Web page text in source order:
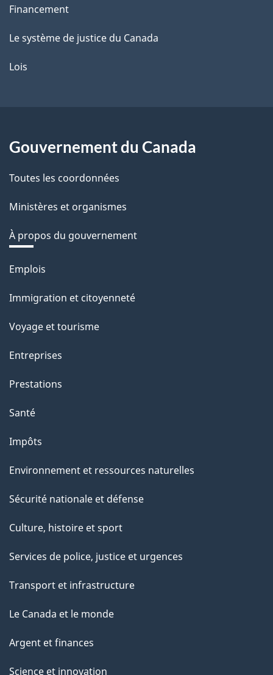
Financement
Le système de justice du Canada
Lois
Gouvernement du Canada
Toutes les coordonnées
Ministères et organismes
À propos du gouvernement
Thèmes
sujets
Emplois
Immigration et citoyenneté
Voyage et tourisme
Entreprises
Prestations
Santé
Impôts
Environnement et ressources naturelles
Sécurité nationale et défense
Culture, histoire et sport
Services de police, justice et urgences
Transport et infrastructure
Le Canada et le monde
Argent et finances
Science et innovation